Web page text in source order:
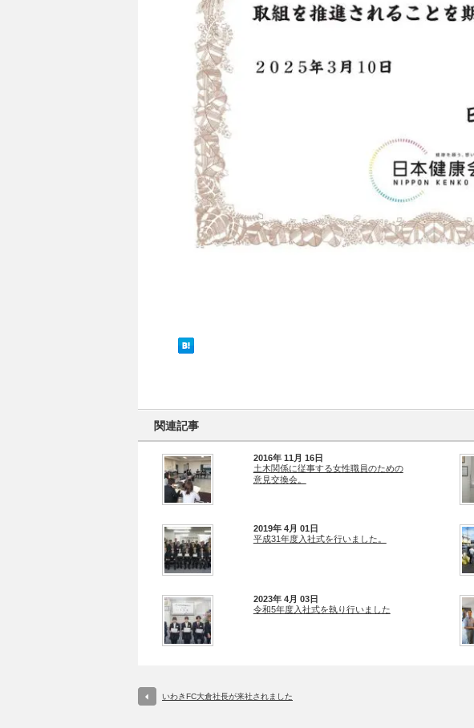
関連記事
2016年 11月 16日
土木関係に従事する女性職員のための
意見交換会。
2019年 4月 01日
平成31年度入社式を行いました。
2023年 4月 03日
令和5年度入社式を執り行いました
いわきFC大倉社長が来社されました